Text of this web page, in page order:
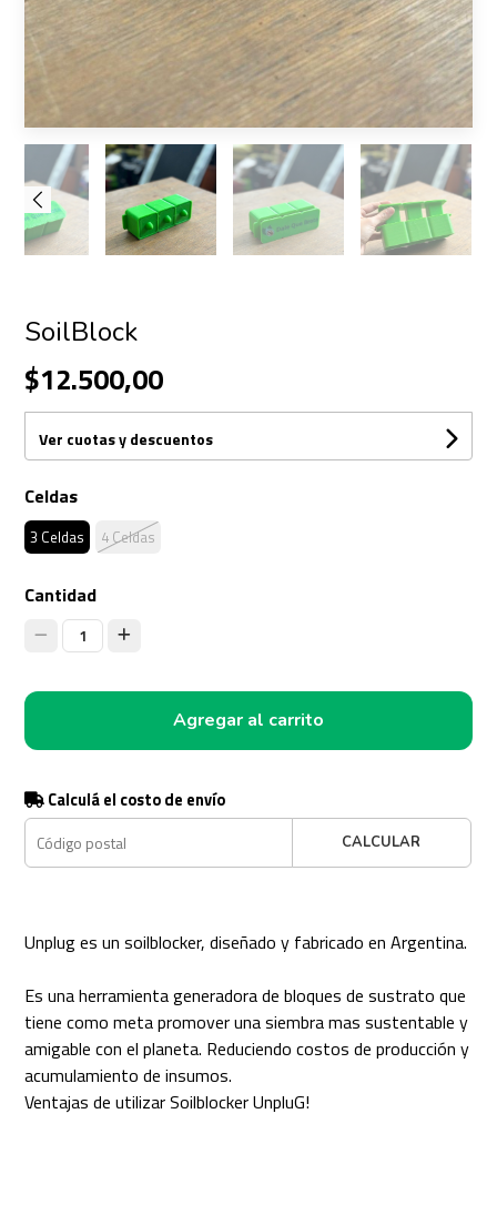
SoilBlock
$12.500,00
Ver cuotas y descuentos
Celdas
3 Celdas 4 Celdas
Cantidad
1
Agregar al carrito
Calculá el costo de envío
CALCULAR
Unplug es un soilblocker, diseñado y fabricado en Argentina.
Es una herramienta generadora de bloques de sustrato que
tiene como meta promover una siembra mas sustentable y
amigable con el planeta. Reduciendo costos de producción y
acumulamiento de insumos.
Ventajas de utilizar Soilblocker UnpluG!